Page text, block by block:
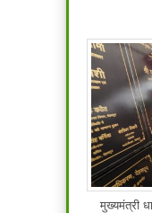
मुख्यमंत्री